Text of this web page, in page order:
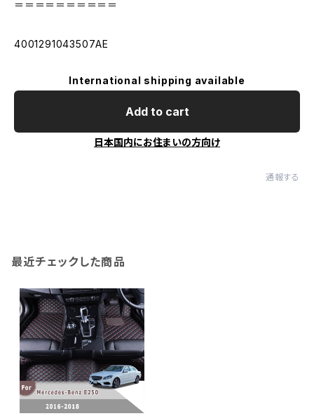
＝＝＝＝＝＝＝＝＝＝
4001291043507AE
International shipping available
Add to cart
日本国内にお住まいの方向け
通報する
最近チェックした商品